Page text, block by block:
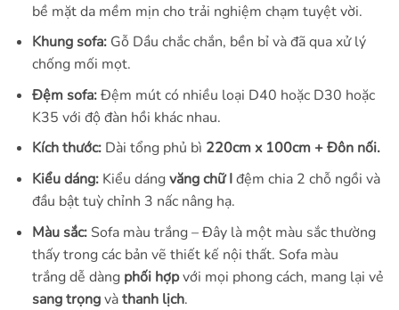
bề mặt da mềm mịn cho trải nghiệm chạm tuyệt vời.
Khung sofa:Gỗ Dầu chắc chắn, bền bỉ và đã qua xử lý
chống mối mọt.
Đệm sofa:Đệm mút có nhiều loại D40 hoặc D30 hoặc
K35 với độ đàn hồi khác nhau.
Kích thước: Dài tổng phủ bì 220cm x 100cm + Đôn nối.
Kiểu dáng:Kiểu dángvăng chữ Iđệm chia 2 chỗ ngồi và
đầu bật tuỳ chỉnh 3 nấc nâng hạ.
Màu sắc:Sofa màu trắng – Đây là một màu sắc thường
thấy trong các bản vẽ thiết kế nội thất. Sofa màu
trắng dễ dàng phối hợpvới mọi phong cách, mang lại vẻ
sang trọngvàthanh lịch.